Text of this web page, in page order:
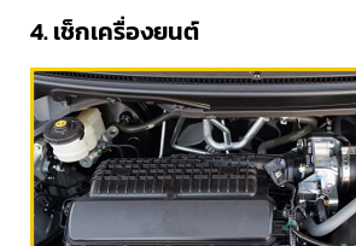
4. เช็กเครื่องยนต์